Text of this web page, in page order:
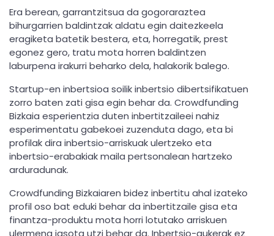
Era berean, garrantzitsua da gogoraraztea
bihurgarrien baldintzak aldatu egin daitezkeela
eragiketa batetik bestera, eta, horregatik, prest
egonez gero, tratu mota horren baldintzen
laburpena irakurri beharko dela, halakorik balego.
Startup-en inbertsioa soilik inbertsio dibertsifikatuen
zorro baten zati gisa egin behar da. Crowdfunding
Bizkaia esperientzia duten inbertitzaileei nahiz
esperimentatu gabekoei zuzenduta dago, eta bi
profilak dira inbertsio-arriskuak ulertzeko eta
inbertsio-erabakiak maila pertsonalean hartzeko
arduradunak.
Crowdfunding Bizkaiaren bidez inbertitu ahal izateko
profil oso bat eduki behar da inbertitzaile gisa eta
finantza-produktu mota horri lotutako arriskuen
ulermena jasota utzi behar da. Inbertsio-aukerak ez